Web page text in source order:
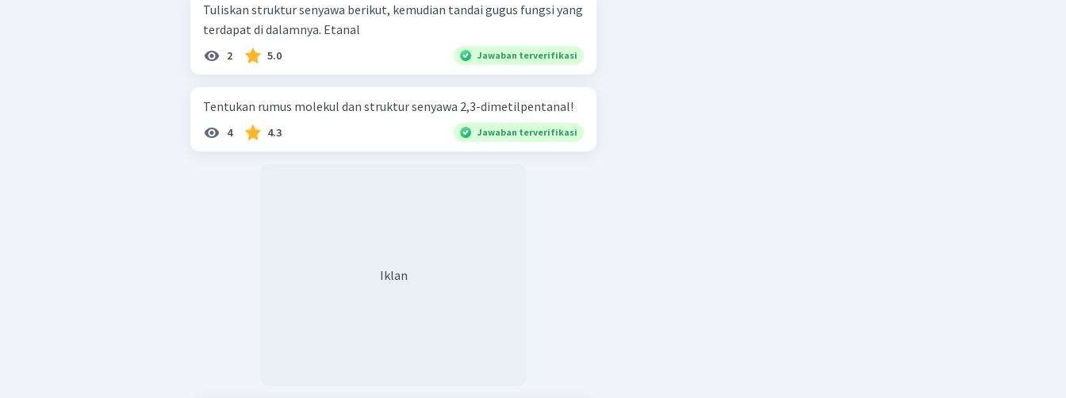
Tuliskan struktur senyawa berikut, kemudian tandai gugus fungsi yang
terdapat di dalamnya. Etanal
2 5.0 Jawaban terverifikasi
Tentukan rumus molekul dan struktur senyawa 2,3-dimetilpentanal!
4 4.3 Jawaban terverifikasi
Iklan